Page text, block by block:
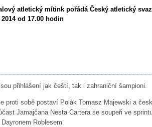
atletický mítink pořádá Český atletický
2014 od 17.00 hodin
přihlášení jak čeští, tak i zahraniční šampioni.
proti sobě postaví Polák Tomasz Majewski a
Jamajčana Nesta Cartera se soupeři ve
Roblesem.